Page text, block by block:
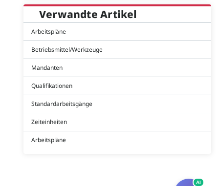
Verwandte Artikel
Arbeitspläne
Betriebsmittel/Werkzeuge
Mandanten
Qualifikationen
Standardarbeitsgänge
Zeiteinheiten
Arbeitspläne
AI